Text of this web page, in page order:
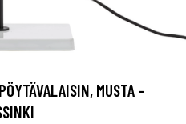
MUSTA -